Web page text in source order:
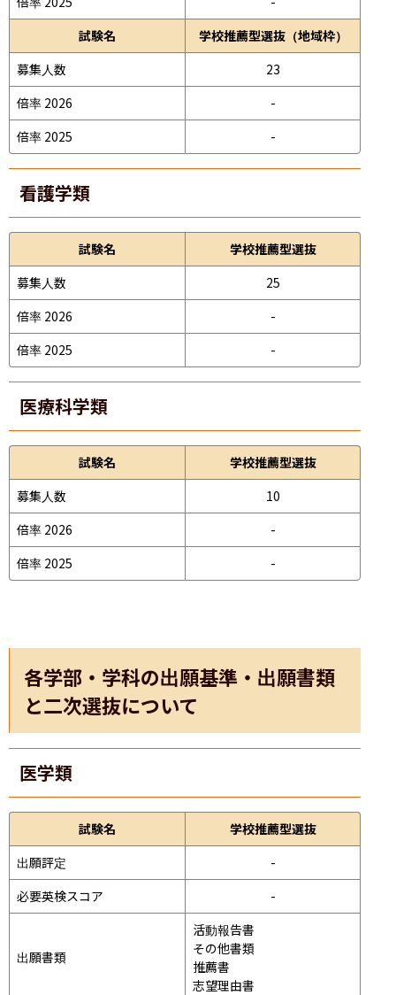
試験名
学校推薦型選抜（地域枠）
募集人数
23
倍率 2026
-
倍率 2025
-
看護学類
試験名
学校推薦型選抜
募集人数
25
倍率 2026
-
倍率 2025
-
医療科学類
試験名
学校推薦型選抜
募集人数
10
倍率 2026
-
倍率 2025
-
各学部・学科の出願基準・出願書類
と二次選抜について
医学類
試験名
学校推薦型選抜
出願評定
-
必要英検スコア
-
出願書類
活動報告書
その他書類
推薦書
志望理由書